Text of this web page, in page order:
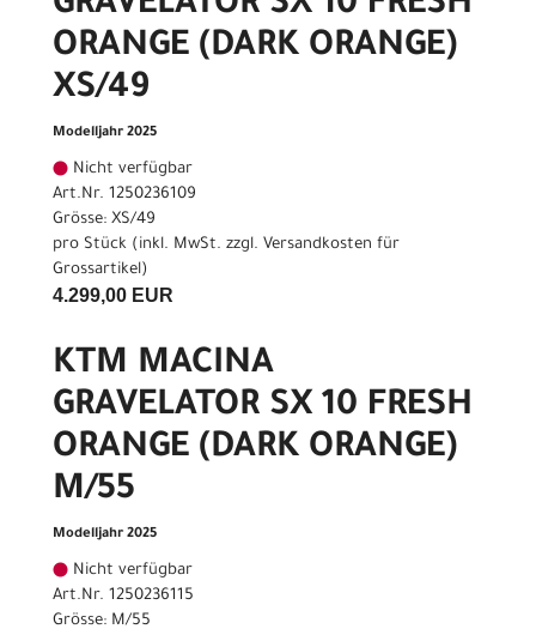
ORANGE (DARK ORANGE)
XS/49
Modelljahr 2025
Nicht verfügbar
Art.Nr. 1250236109
Grösse: XS/49
pro Stück (inkl. MwSt. zzgl. Versandkosten für
Grossartikel)
4.299,00 EUR
KTM MACINA
GRAVELATOR SX 10 FRESH
ORANGE (DARK ORANGE)
M/55
Modelljahr 2025
Nicht verfügbar
Art.Nr. 1250236115
Grösse: M/55